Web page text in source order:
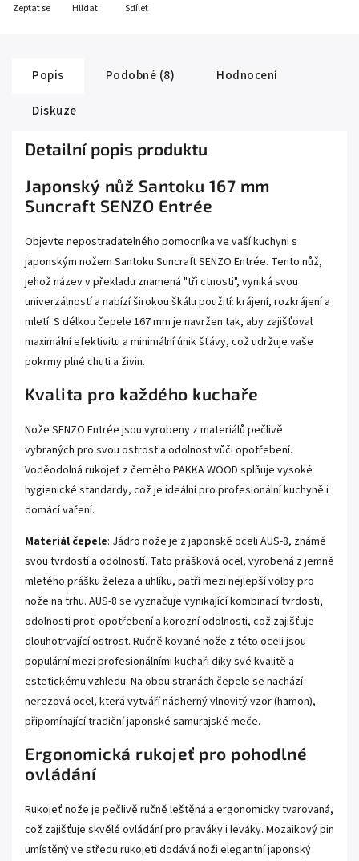
Zeptat se Hlídat Sdílet
Popis Podobné (8)
Hodnocení
Diskuze
Detailní popis produktu
Japonský nůž Santoku 167 mm
Suncraft SENZO Entrée
Objevte nepostradatelného pomocníka ve vaší kuchyni s
japonským nožem Santoku Suncraft SENZO Entrée. Tento nůž,
jehož název v překladu znamená "tři ctnosti", vyniká svou
univerzálností a nabízí širokou škálu použití: krájení, rozkrájení a
mletí. S délkou čepele 167 mm je navržen tak, aby zajišťoval
maximální efektivitu a minimální únik šťávy, což udržuje vaše
pokrmy plné chuti a živin.
Kvalita pro každého kuchaře
Nože SENZO Entrée jsou vyrobeny z materiálů pečlivě
vybraných pro svou ostrost a odolnost vůči opotřebení.
Voděodolná rukojeť z černého PAKKA WOOD splňuje vysoké
hygienické standardy, což je ideální pro profesionální kuchyně i
domácí vaření.
Materiál čepele: Jádro nože je z japonské oceli AUS-8, známé
svou tvrdostí a odolností. Tato prášková ocel, vyrobená z jemně
mletého prášku železa a uhlíku, patří mezi nejlepší volby pro
nože na trhu. AUS-8 se vyznačuje vynikající kombinací tvrdosti,
odolnosti proti opotřebení a korozní odolnosti, což zajišťuje
dlouhotrvající ostrost. Ručně kované nože z této oceli jsou
populární mezi profesionálními kuchaři díky své kvalitě a
estetickému vzhledu. Na obou stranách čepele se nachází
nerezová ocel, která vytváří nádherný vlnovitý vzor (hamon),
připomínající tradiční japonské samurajské meče.
Ergonomická rukojeť pro pohodlné
ovládání
Rukojeť nože je pečlivě ručně leštěná a ergonomicky tvarovaná,
což zajišťuje skvělé ovládání pro praváky i leváky. Mozaikový pin
umístěný ve středu rukojeti dodává noži elegantní japonský